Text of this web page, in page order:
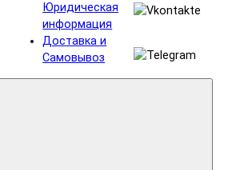
Юридическая
информация
Доставка и
Самовывоз